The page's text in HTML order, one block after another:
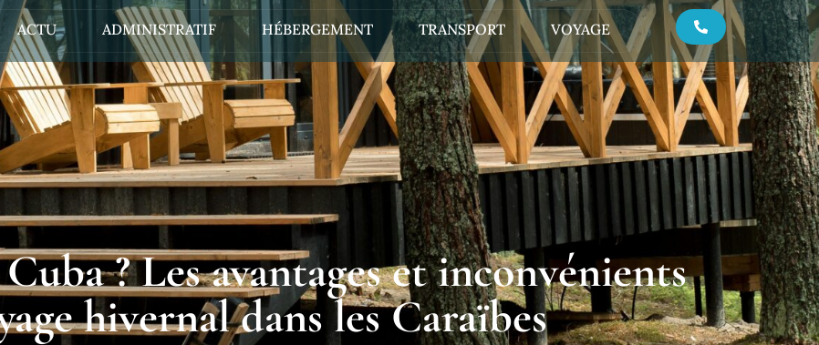
ACTU ADMINISTRATIF HÉBERGEMENT TRANSPORT VOYAGE
? Les avantages et inconvénients
hivernal dans les Caraïbes